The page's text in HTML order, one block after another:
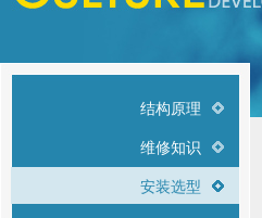
结构原理
维修知识
安装选型